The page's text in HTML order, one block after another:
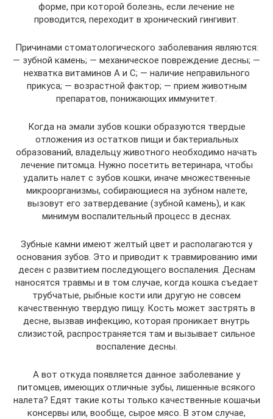
форме, при которой болезнь, если лечение не
проводится, переходит в хронический гингивит.
Причинами стоматологического заболевания являются:
— зубной камень; — механическое повреждение десны; —
нехватка витаминов А и С; — наличие неправильного
прикуса; — возрастной фактор; — прием животным
препаратов, понижающих иммунитет.
Когда на эмали зубов кошки образуются твердые
отложения из остатков пищи и бактериальных
образований, владельцу животного необходимо начать
лечение питомца. Нужно посетить ветеринара, чтобы
удалить налет с зубов кошки, иначе множественные
микроорганизмы, собирающиеся на зубном налете,
вызовут его затвердевание (зубной камень), и как
минимум воспалительный процесс в деснах.
Зубные камни имеют желтый цвет и располагаются у
основания зубов. Это и приводит к травмированию ими
десен с развитием последующего воспаления. Деснам
наносятся травмы и в том случае, когда кошка съедает
трубчатые, рыбные кости или другую не совсем
качественную твердую пищу. Кость может застрять в
десне, вызвав инфекцию, которая проникает внутрь
слизистой, распространяется там и вызывает сильное
воспаление десны.
А вот откуда появляется данное заболевание у
питомцев, имеющих отличные зубы, лишенные всякого
налета? Едят такие коты только качественные кошачьи
консервы или, вообще, сырое мясо. В этом случае,